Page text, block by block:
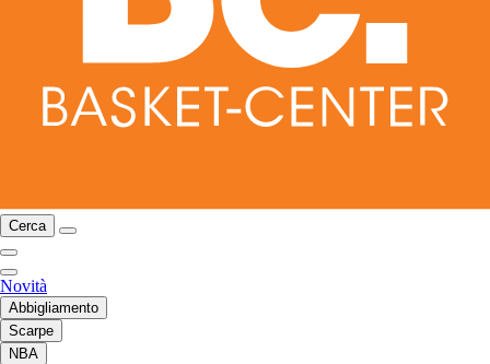
Cerca
Novità
Abbigliamento
Scarpe
NBA